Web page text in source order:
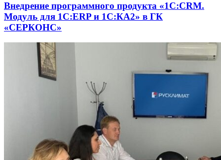
Внедрение программного продукта «1С:CRM.
Модуль для 1С:ERP и 1С:КА2» в ГК
«СЕРКОНС»